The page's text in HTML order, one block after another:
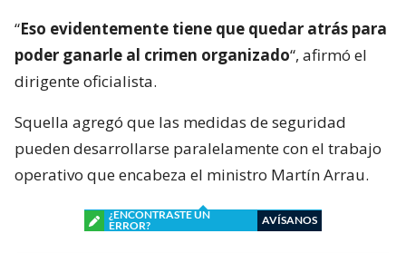
“Eso evidentemente tiene que quedar atrás para
poder ganarle al crimen organizado“, afirmó el
dirigente oficialista.
Squella agregó que las medidas de seguridad
pueden desarrollarse paralelamente con el trabajo
operativo que encabeza el ministro Martín Arrau.
¿ENCONTRASTE UN
ERROR?
AVÍSANOS